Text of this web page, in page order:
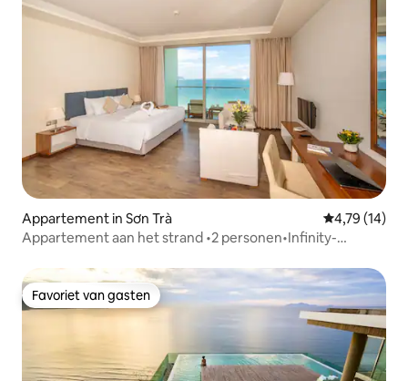
Appartement in Sơn Trà Gemiddelde
4,79 (14)
Appartement aan het strand •2 personen•Infinity-
Favoriet van gasten
Favoriet van gasten